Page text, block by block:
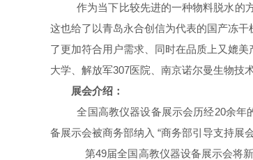
作为当下比较先进的一种物料脱水的
这也给了以青岛永合创信为代表的国产冻
了更加符合用户需求、同时在品质上又媲
大学、解放军307医院、南京诺尔曼生物技
展会介绍：
全国高教仪器设备展示会历经20余年
备展示会被商务部纳入 “商务部引导支持展会
第49届全国高教仪器设备展示会将